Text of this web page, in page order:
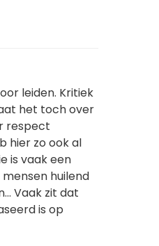
leiden. Kritiek
het toch over
respect
hier zo ook al
is vaak een
huilend
Vaak zit dat
is op